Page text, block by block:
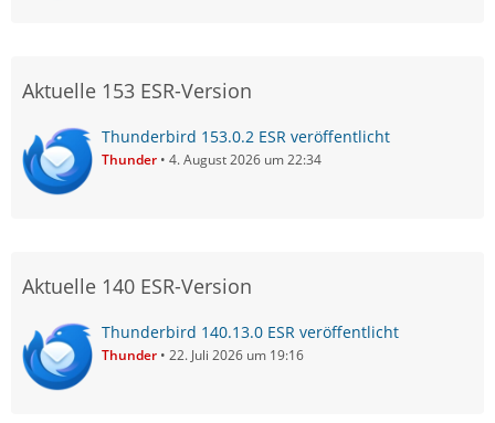
Aktuelle 153 ESR-Version
Thunderbird 153.0.2 ESR veröffentlicht
Thunder 4. August 2026 um 22:34
Aktuelle 140 ESR-Version
Thunderbird 140.13.0 ESR veröffentlicht
Thunder 22. Juli 2026 um 19:16